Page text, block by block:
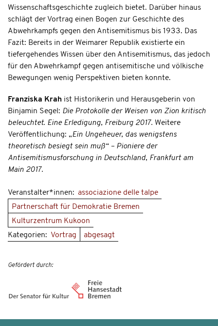
Wissenschaftsgeschichte zugleich bietet. Darüber hinaus
schlägt der Vortrag einen Bogen zur Geschichte des
Abwehrkampfs gegen den Antisemitismus bis 1933. Das
Fazit: Bereits in der Weimarer Republik existierte ein
tiefergehendes Wissen über den Antisemitismus, das jedoch
für den Abwehrkampf gegen antisemitische und völkische
Bewegungen wenig Perspektiven bieten konnte.
Franziska Krah ist Historikerin und Herausgeberin von
Binjamin Segel: Die Protokolle der Weisen von Zion kritisch
beleuchtet. Eine Erledigung, Freiburg 2017. Weitere
Veröffentlichung: „Ein Ungeheuer, das wenigstens
theoretisch besiegt sein muß“ – Pioniere der
Antisemitismusforschung in Deutschland, Frankfurt am
Main 2017.
Veranstalter*innen: associazione delle talpe
Partnerschaft für Demokratie Bremen
Kulturzentrum Kukoon
Kategorien: Vortrag abgesagt
Gefördert durch: